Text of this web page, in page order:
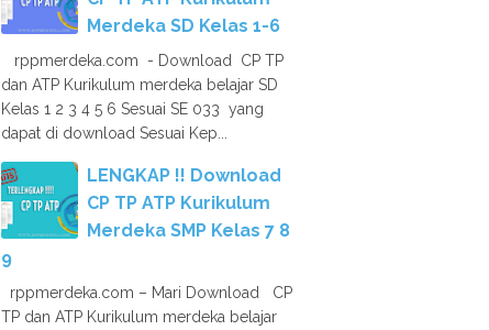
Merdeka SD Kelas 1-6
rppmerdeka.com - Download CP TP
dan ATP Kurikulum merdeka belajar SD
Kelas 1 2 3 4 5 6 Sesuai SE 033 yang
dapat di download Sesuai Kep...
LENGKAP !! Download
CP TP ATP Kurikulum
Merdeka SMP Kelas 7 8
9
rppmerdeka.com – Mari Download CP
TP dan ATP Kurikulum merdeka belajar